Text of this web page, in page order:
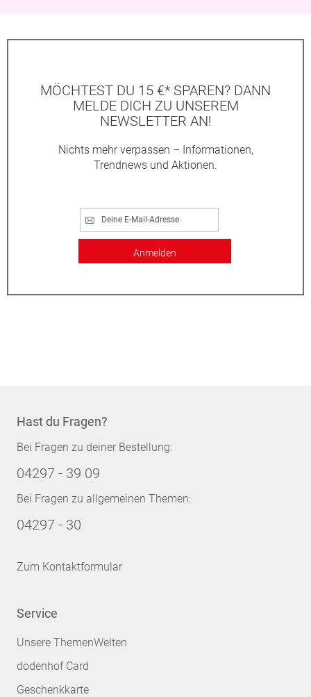
MÖCHTEST DU 15 €* SPAREN? DANN
MELDE DICH ZU UNSEREM
NEWSLETTER AN!
Nichts mehr verpassen – Informationen,
Trendnews und Aktionen.
Anmelden
Hast du Fragen?
Bei Fragen zu deiner Bestellung:
04297 - 39 09
Bei Fragen zu allgemeinen Themen:
04297 - 30
Zum Kontaktformular
Service
Unsere ThemenWelten
dodenhof Card
Geschenkkarte